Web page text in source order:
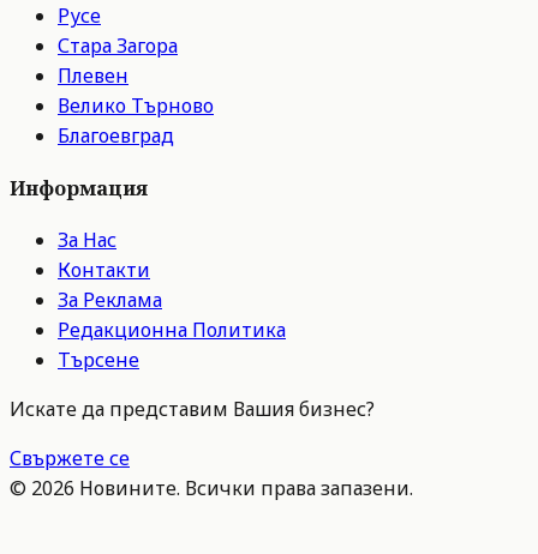
Русе
Стара Загора
Плевен
Велико Търново
Благоевград
Информация
За Нас
Контакти
За Реклама
Редакционна Политика
Търсене
Искате да представим Вашия бизнес?
Свържете се
© 2026 Новините. Всички права запазени.